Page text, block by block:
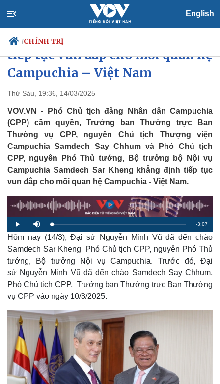
English
/CHÍNH TRỊ
Chính trị
Tổ chức nhân sự
Quốc hội
Nhận diện sự thật
Tin 24h
Dự báo thời tiết
Giáo dục
Dấu ấn VOV
Việc làm
Biển đảo
Lãnh đạo đảng CPP khẳng định
tiếp tục vun đắp cho mối quan hệ
Campuchia – Việt Nam
Thứ Sáu, 19:36, 14/03/2025
VOV.VN - Phó Chủ tịch đảng Nhân dân Campuchia
(CPP) cầm quyền, Trưởng ban Thường trực Ban
Thường vụ CPP, nguyên Chủ tịch Thượng viện
Campuchia Samdech Say Chhum và Phó Chủ tịch
CPP, nguyên Phó Thủ tướng, Bộ trưởng bộ Nội vụ
Campuchia Samdech Sar Kheng khẳng định tiếp tục
vun đắp cho mối quan hệ Campuchia - Việt Nam.
P
l
a
y
M
u
t
e
L
o
a
d
d
2
.
1
9
R
e
a
i
-3:07
Hôm nay (14/3), Đại sứ Nguyễn Minh Vũ đã đến chào
Samdech Sar Kheng, Phó Chủ tịch CPP, nguyên Phó Thủ
tướng, Bộ trưởng Nội vụ Campuchia. Trước đó, Đại
sứ Nguyễn Minh Vũ đã đến chào Samdech Say Chhum,
Phó Chủ tịch CPP, Trưởng ban Thường trực Ban Thường
vụ CPP vào ngày 10/3/2025.